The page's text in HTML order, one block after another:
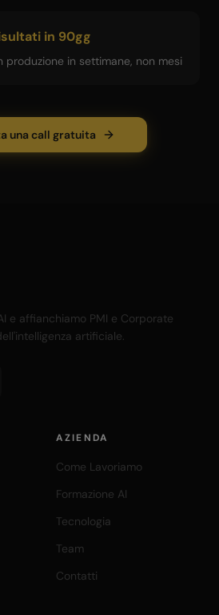
in 90gg
produzione in settimane, non mesi
una call gratuita
e affianchiamo PMI e Corporate
artificiale.
AZIENDA
Come Lavoriamo
Formazione AI
Tecnologia
Team
Contatti